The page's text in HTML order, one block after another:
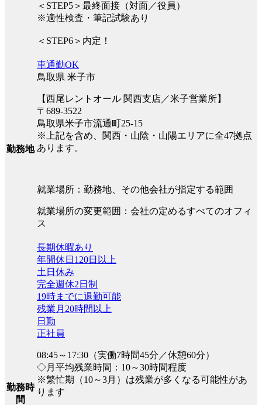
＜STEP5＞最終面接（対面／役員）
※適性検査・筆記試験あり
＜STEP6＞内定！
勤務地
車通勤OK
鳥取県 米子市
【西尾レントオール 関西支店／米子営業所】
〒689-3522
鳥取県米子市流通町25-15
※上記を含め、関西・山陰・山陽エリアに全47拠点
あります。
就業場所：勤務地、その他会社が指定する範囲
就業場所の変更範囲：会社の定めるすべてのオフィ
ス
勤務時
間
長期休暇あり
年間休日120日以上
土日休み
完全週休2日制
19時までに退勤可能
残業月20時間以上
日勤
正社員
08:45～17:30（実働7時間45分／休憩60分）
◇月平均残業時間：10～30時間程度
※繁忙期（10～3月）は残業が多くなる可能性があ
ります